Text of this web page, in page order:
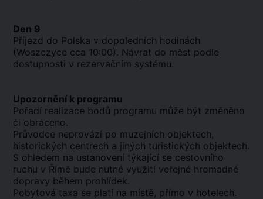
Den 9
Příjezd do Polska v dopoledních hodinách
(Woszczyce cca 10:00). Návrat do měst podle
dostupnosti v rezervačním systému.
Upozornění k programu
Pořadí realizace bodů programu může být změněno
či obráceno.
Průvodce neprovází po muzejních objektech,
historických centrech a jiných turistických objektech.
S ohledem na ustanovení týkající se cestovního
ruchu v Římě bude nutné využití veřejné hromadné
dopravy během prohlídek.
Pobytová taxa se platí na místě, přímo v hotelech.